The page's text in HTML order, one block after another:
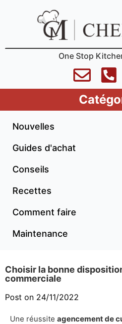
One Stop
Nouvelles
Guides d'achat
Conseils
Recettes
Comment faire
Maintenance
Choisir la bonne
commerciale
Post on 24/11/2022
Une réussite agencement de